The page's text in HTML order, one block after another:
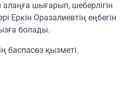
шығарып, шеберлігін
Еркін Оразалиевтің еңбегін
болады.
баспасөз қызметі.